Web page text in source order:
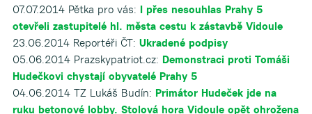
07.07.2014 Pětka pro vás: I přes nesouhlas Prahy 5
otevřeli zastupitelé hl. města cestu k zástavbě Vidoule
23.06.2014 Reportéři ČT: Ukradené podpisy
05.06.2014 Prazskypatriot.cz: Demonstraci proti Tomáši
Hudečkovi chystají obyvatelé Prahy 5
04.06.2014 TZ Lukáš Budín: Primátor Hudeček jde na
ruku betonové lobby. Stolová hora Vidoule opět ohrožena